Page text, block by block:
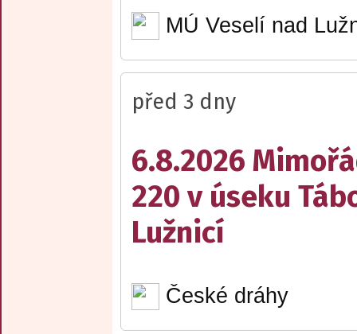
MÚ Veselí nad
před 3 dny
6.8.2026
220 v úseku
Lužnicí
České dráhy